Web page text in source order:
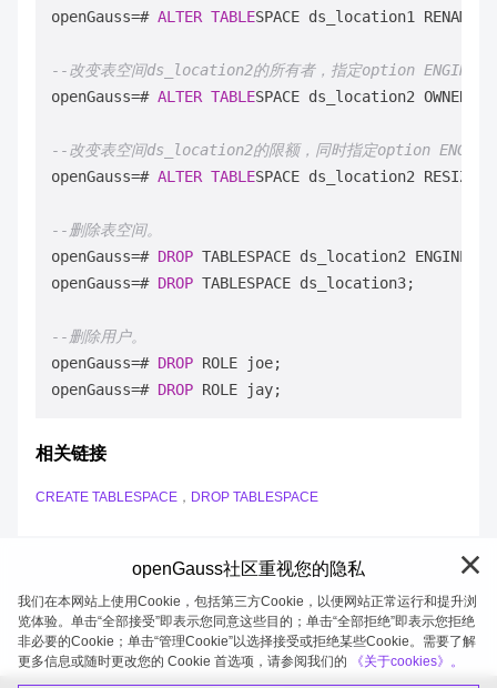
openGauss=# ALTER TABLESPACE ds_location1 RENAME
--改变表空间ds_location2的所有者，指定option ENGINE，
openGauss=# ALTER TABLESPACE ds_location2 OWNER
--改变表空间ds_location2的限额，同时指定option ENGINE
openGauss=# ALTER TABLESPACE ds_location2 RESIZE
--删除表空间。
openGauss=# DROP TABLESPACE ds_location2 ENGINE
openGauss=# DROP TABLESPACE ds_location3;
--删除用户。
openGauss=# DROP ROLE joe;
openGauss=# DROP
相关链接
CREATE TABLESPACE ， DROP TABLESPACE
openGauss 2026-08-05 20:05:21
openGauss社区重视您的隐私
我们在本网站上使用Cookie，包括第三方Cookie，以便网站正常运行和提升浏
览体验。单击“全部接受”即表示您同意这些目的；单击“全部拒绝”即表示您拒绝
非必要的Cookie；单击“管理Cookie”以选择接受或拒绝某些Cookie。需要了解
更多信息或随时更改您的 Cookie 首选项，请参阅我们的
《关于cookies》。